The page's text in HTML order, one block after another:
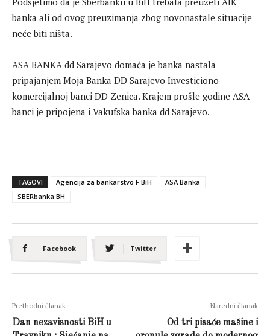
banka ali od ovog preuzimanja zbog novonastale situacije
neće biti ništa.
ASA BANKA dd Sarajevo domaća je banka nastala
pripajanjem Moja Banka DD Sarajevo Investiciono-
komercijalnoj banci DD Zenica. Krajem prošle godine ASA
banci je pripojena i Vakufska banka dd Sarajevo.
TAGOVI Agencija za bankarstvo F BiH
ASA Banka
SBERbanka BH
Facebook Twitter
Prethodni članak
Dan nezavisnosti BiH u
Naredni članak
Od tri pisaće mašine i